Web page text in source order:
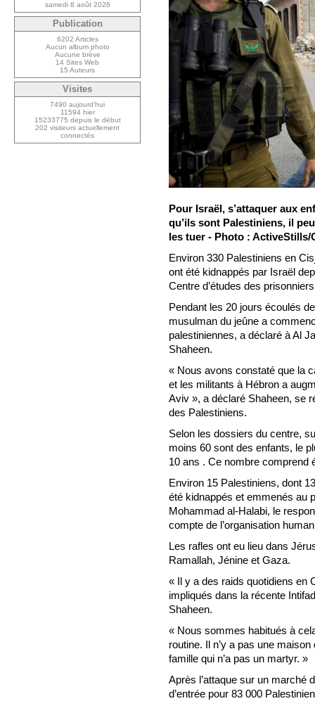
Pour Israël, s’attaquer aux
qu’ils sont Palestiniens, il
les tuer - Photo : ActiveStills/
Environ 330 Palestiniens en
ont été kidnappés par Israël
Centre d’études des
Pendant les 20 jours écoulés
musulman du jeûne a
palestiniennes, a déclaré à Al
Shaheen.
« Nous avons constaté que la
et les militants à Hébron a
Aviv », a déclaré Shaheen, se
des Palestiniens.
Selon les dossiers du centre,
moins 60 sont des enfants, le
10 ans . Ce nombre comprend
Environ 15 Palestiniens, dont
été kidnappés et emmenés au
Mohammad al-Halabi, le
compte de l’organisation
Les rafles ont eu lieu dans
Ramallah, Jénine et Gaza.
« Il y a des raids quotidiens en
impliqués dans la récente
Shaheen.
« Nous sommes habitués à
routine. Il n’y a pas une
famille qui n’a pas un martyr. »
Après l’attaque sur un marché
d’entrée pour 83 000
samedi 8 août 2026
Publication
6202 Articles
Aucun album photo
Aucune brève
14 Sites Web
15 Auteurs
Visites
7490 aujourd’hui
11594 hier
15233775 depuis le début
202 visiteurs actuellement
connectés